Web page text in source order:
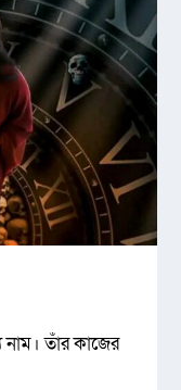
নাম। তাঁর কাজের